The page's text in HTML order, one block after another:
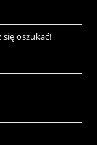
oszukać!